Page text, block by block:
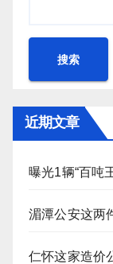
搜索
近期文章
曝光1辆“百吨
湄潭公安这两
仁怀这家造价